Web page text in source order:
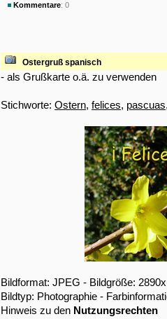
Kommentare: 0
Ostergruß spanisch
- als Grußkarte o.ä. zu verwenden
Stichworte: Ostern, felices, pascuas
Bildformat: JPEG - Bildgröße:
Bildtyp: Photographie -
Hinweis zu den Nutzungsrechten